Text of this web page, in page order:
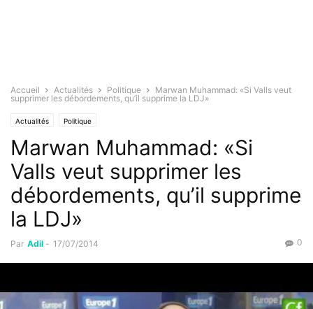
Accueil Actualités Politique
Marwan Muhammad: «Si Valls veut
supprimer les débordements, qu’il supprime la LDJ»
Actualités Politique
Marwan Muhammad: «Si
Valls veut supprimer les
débordements, qu’il supprime
la LDJ»
Par Adil - 17/07/2014 0